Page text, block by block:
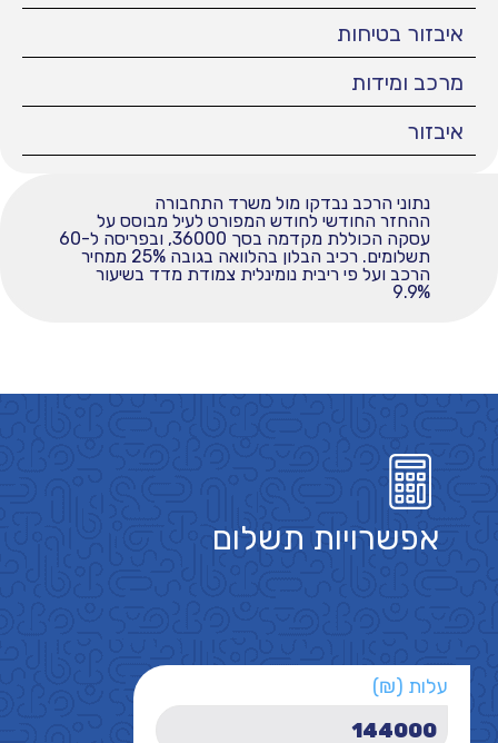
איבזור בטיחות
מרכב ומידות
איבזור
נתוני הרכב נבדקו מול משרד התחבורה
ההחזר החודשי לחודש המפורט לעיל מבוסס על
עסקה הכוללת מקדמה בסך 36000, ובפריסה ל-60
תשלומים. רכיב הבלון בהלוואה בגובה 25% ממחיר
הרכב ועל פי ריבית נומינלית צמודת מדד בשיעור
9.9%
אפשרויות תשלום
עלות (₪)